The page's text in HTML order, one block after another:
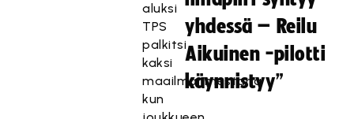
aluksi
TPS
palkitsi
kaksi
maailmanmestaria
kun
yhdessä – Reilu
Aikuinen -pilotti
käynnistyy”